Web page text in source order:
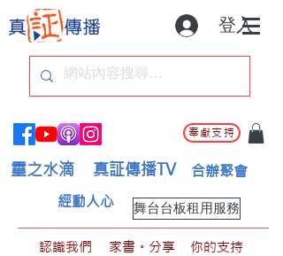
登入
奉獻支持
靈之水滴 真証傳播TV 合辦聚會
舞台台板租用服務
經動人心
認識我們 家書。分享
你的支持